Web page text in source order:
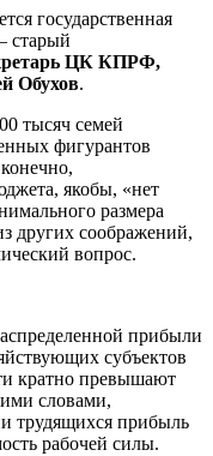
государственная
старый
ЦК КПРФ,
Обухов.
тысяч семей
фигурантов
якобы, «нет
размера
других соображений,
вопрос.
прибыли
субъектов
кратно превышают
словами,
трудящихся прибыль
рабочей силы.